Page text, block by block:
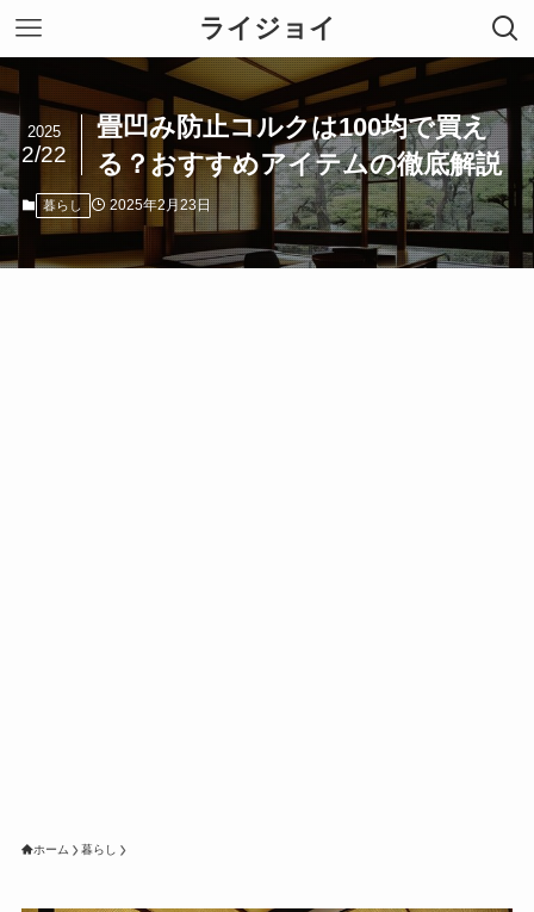
ライジョイ
畳凹み防止コルクは100均で買え
る？おすすめアイテムの徹底解説
2025
2/22
暮らし 2025年2月23日
ホーム 暮らし